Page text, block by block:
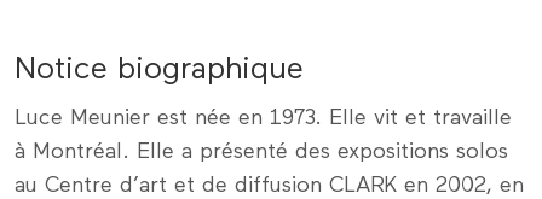
Notice biographique
Luce Meunier est née en 1973. Elle vit et travaille
à Montréal. Elle a présenté des expositions solos
au Centre d’art et de diffusion CLARK en 2002, en